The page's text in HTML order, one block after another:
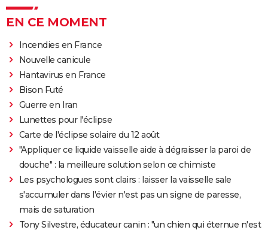
EN CE MOMENT
Incendies en France
Nouvelle canicule
Hantavirus en France
Bison Futé
Guerre en Iran
Lunettes pour l'éclipse
Carte de l'éclipse solaire du 12 août
"Appliquer ce liquide vaisselle aide à dégraisser la paroi de
douche" : la meilleure solution selon ce chimiste
Les psychologues sont clairs : laisser la vaisselle sale
s'accumuler dans l'évier n'est pas un signe de paresse,
mais de saturation
Tony Silvestre, éducateur canin : "un chien qui éternue n'est